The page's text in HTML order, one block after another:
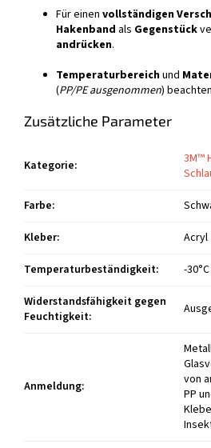
Für einen vollständigen
Hakenband als Gegenstück
andrücken.
Temperaturbereichund
(PP/PE ausgenommen)
Zusätzliche Parameter
Kategorie:
3M™
Farbe:
Kleber:
Acryl
Temperaturbeständigkeit:
-
Widerstandsfähigkeit gegen
Feuchtigkeit:
Anmeldung:
von
PP